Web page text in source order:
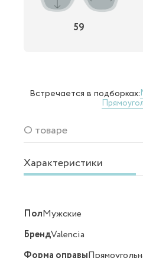
59
Встречается в подборках:
О товаре
Характеристики
ПолМужские
БрендValencia
Форма оправы